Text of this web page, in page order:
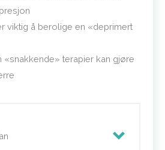
viktig å berolige en «deprimert
«snakkende» terapier kan gjøre